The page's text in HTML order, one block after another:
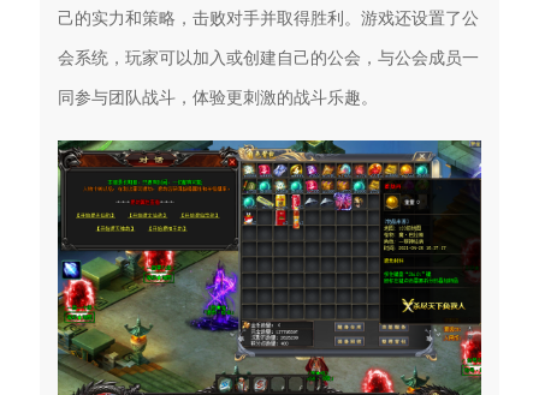
己的实力和策略，击败对手并取得胜利。游戏还设置了公
会系统，玩家可以加入或创建自己的公会，与公会成员一
同参与团队战斗，体验更刺激的战斗乐趣。